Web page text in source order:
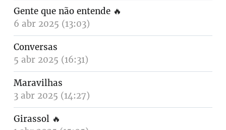
Gente que não entende 🔥
6 abr 2025 (13:03)
Conversas
5 abr 2025 (16:31)
Maravilhas
3 abr 2025 (14:27)
Girassol 🔥